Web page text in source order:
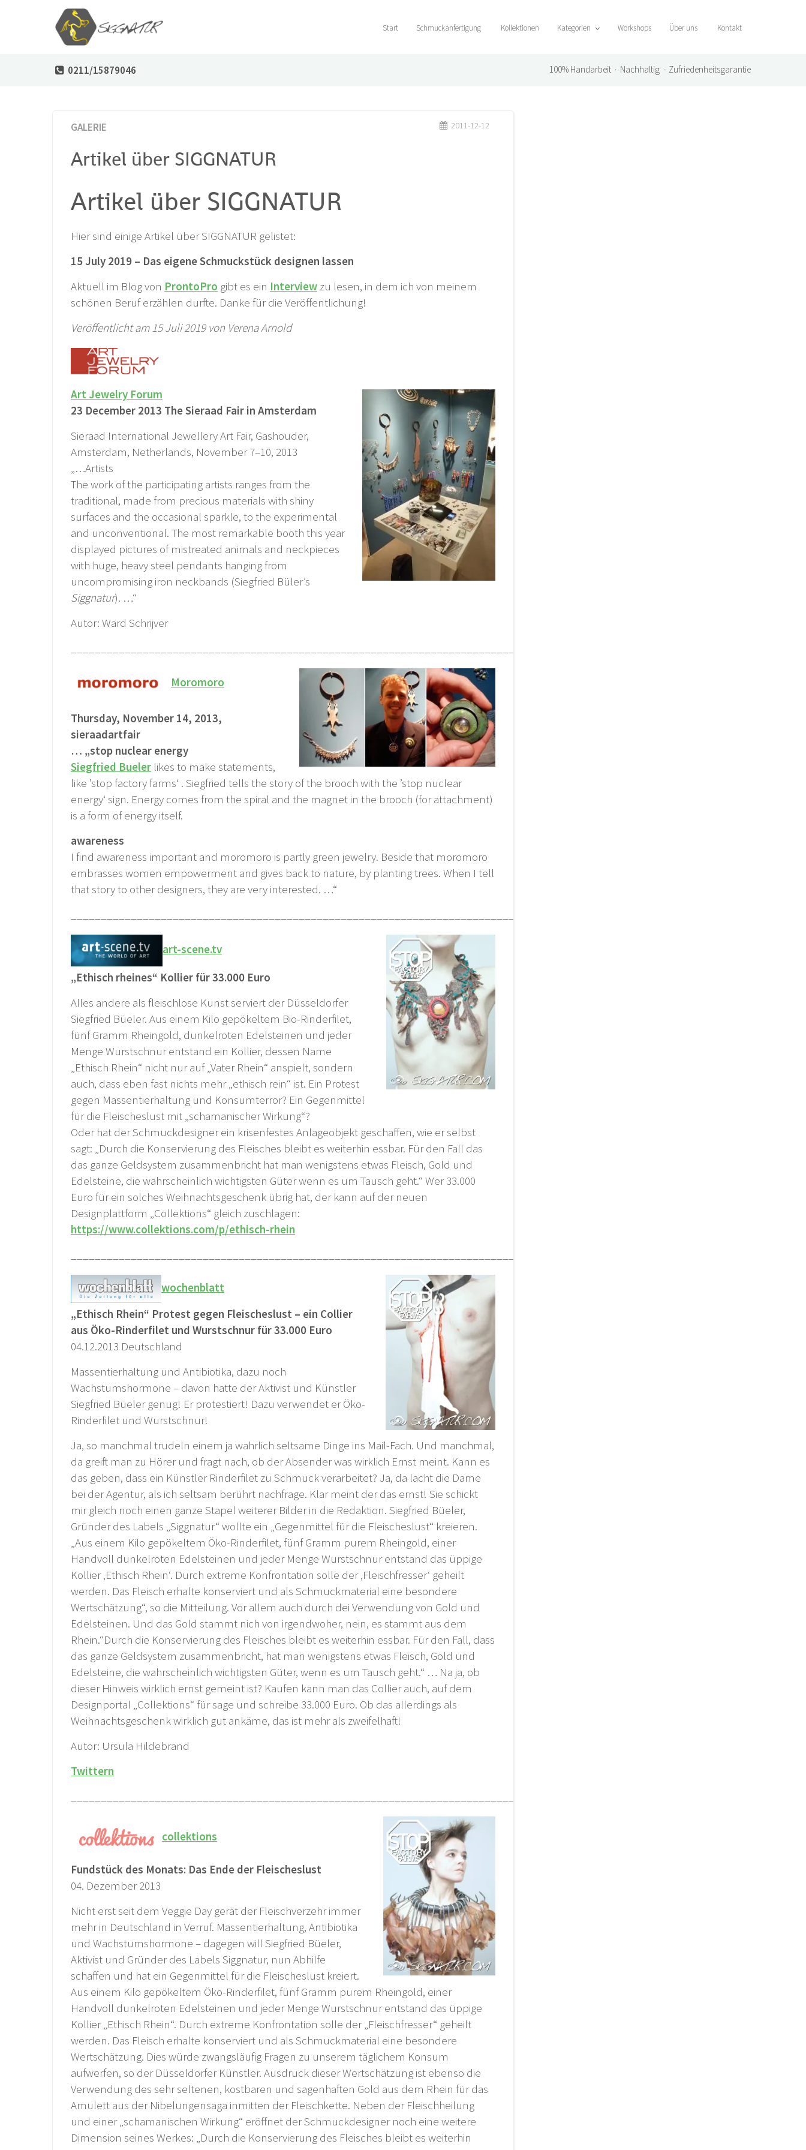
Start Schmuckanfertigung Kollektionen Kategorien Workshops Über uns Kontakt
0211/15879046 100% Handarbeit · Nachhaltig · Zufriedenheitsgarantie
GALERIE 2011-12-12
Artikel über SIGGNATUR
Artikel über SIGGNATUR
Hier sind einige Artikel über SIGGNATUR gelistet:
15 July 2019 – Das eigene Schmuckstück designen lassen
Aktuell im Blog von ProntoPro gibt es ein Interview zu lesen, in dem ich von meinem
schönen Beruf erzählen durfte. Danke für die Veröffentlichung!
Veröffentlicht am 15 Juli 2019 von Verena Arnold
Art Jewelry Forum
23 December 2013 The Sieraad Fair in Amsterdam
Sieraad International Jewellery Art Fair, Gashouder,
Amsterdam, Netherlands, November 7–10, 2013
„…Artists
The work of the participating artists ranges from the
traditional, made from precious materials with shiny
surfaces and the occasional sparkle, to the experimental
and unconventional. The most remarkable booth this year
displayed pictures of mistreated animals and neckpieces
with huge, heavy steel pendants hanging from
uncompromising iron neckbands (Siegfried Büler’s
Siggnatur). …“
Autor: Ward Schrijver
Moromoro
Thursday, November 14, 2013,
sieraadartfair
… „stop nuclear energy
Siegfried Bueler likes to make statements,
like ’stop factory farms‘ . Siegfried tells the story of the brooch with the ’stop nuclear
energy‘ sign. Energy comes from the spiral and the magnet in the brooch (for attachment)
is a form of energy itself.
awareness
I find awareness important and moromoro is partly green jewelry. Beside that moromoro
embrasses women empowerment and gives back to nature, by planting trees. When I tell
that story to other designers, they are very interested. …“
art-scene.tv
„Ethisch rheines“ Kollier für 33.000 Euro
Alles andere als fleischlose Kunst serviert der Düsseldorfer
Siegfried Büeler. Aus einem Kilo gepökeltem Bio-Rinderfilet,
fünf Gramm Rheingold, dunkelroten Edelsteinen und jeder
Menge Wurstschnur entstand ein Kollier, dessen Name
„Ethisch Rhein“ nicht nur auf „Vater Rhein“ anspielt, sondern
auch, dass eben fast nichts mehr „ethisch rein“ ist. Ein Protest
gegen Massentierhaltung und Konsumterror? Ein Gegenmittel
für die Fleischeslust mit „schamanischer Wirkung“?
Oder hat der Schmuckdesigner ein krisenfestes Anlageobjekt geschaffen, wie er selbst
sagt: „Durch die Konservierung des Fleisches bleibt es weiterhin essbar. Für den Fall das
das ganze Geldsystem zusammenbricht hat man wenigstens etwas Fleisch, Gold und
Edelsteine, die wahrscheinlich wichtigsten Güter wenn es um Tausch geht.“ Wer 33.000
Euro für ein solches Weihnachtsgeschenk übrig hat, der kann auf der neuen
Designplattform „Collektions“ gleich zuschlagen:
https://www.collektions.com/p/ethisch-rhein
wochenblatt
„Ethisch Rhein“ Protest gegen Fleischeslust – ein Collier
aus Öko-Rinderfilet und Wurstschnur für 33.000 Euro
04.12.2013 Deutschland
Massentierhaltung und Antibiotika, dazu noch
Wachstumshormone – davon hatte der Aktivist und Künstler
Siegfried Büeler genug! Er protestiert! Dazu verwendet er Öko-
Rinderfilet und Wurstschnur!
Ja, so manchmal trudeln einem ja wahrlich seltsame Dinge ins Mail-Fach. Und manchmal,
da greift man zu Hörer und fragt nach, ob der Absender was wirklich Ernst meint. Kann es
das geben, dass ein Künstler Rinderfilet zu Schmuck verarbeitet? Ja, da lacht die Dame
bei der Agentur, als ich seltsam berührt nachfrage. Klar meint der das ernst! Sie schickt
mir gleich noch einen ganze Stapel weiterer Bilder in die Redaktion. Siegfried Büeler,
Gründer des Labels „Siggnatur“ wollte ein „Gegenmittel für die Fleischeslust“ kreieren.
„Aus einem Kilo gepökeltem Öko-Rinderfilet, fünf Gramm purem Rheingold, einer
Handvoll dunkelroten Edelsteinen und jeder Menge Wurstschnur entstand das üppige
Kollier ‚Ethisch Rhein‘. Durch extreme Konfrontation solle der ‚Fleischfresser‘ geheilt
werden. Das Fleisch erhalte konserviert und als Schmuckmaterial eine besondere
Wertschätzung“, so die Mitteilung. Vor allem auch durch dei Verwendung von Gold und
Edelsteinen. Und das Gold stammt nich von irgendwoher, nein, es stammt aus dem
Rhein.“Durch die Konservierung des Fleisches bleibt es weiterhin essbar. Für den Fall, dass
das ganze Geldsystem zusammenbricht, hat man wenigstens etwas Fleisch, Gold und
Edelsteine, die wahrscheinlich wichtigsten Güter, wenn es um Tausch geht.“ … Na ja, ob
dieser Hinweis wirklich ernst gemeint ist? Kaufen kann man das Collier auch, auf dem
Designportal „Collektions“ für sage und schreibe 33.000 Euro. Ob das allerdings als
Weihnachtsgeschenk wirklich gut ankäme, das ist mehr als zweifelhaft!
Autor: Ursula Hildebrand
Twittern
collektions
Fundstück des Monats: Das Ende der Fleischeslust
04. Dezember 2013
Nicht erst seit dem Veggie Day gerät der Fleischverzehr immer
mehr in Deutschland in Verruf. Massentierhaltung, Antibiotika
und Wachstumshormone – dagegen will Siegfried Büeler,
Aktivist und Gründer des Labels Siggnatur, nun Abhilfe
schaffen und hat ein Gegenmittel für die Fleischeslust kreiert.
Aus einem Kilo gepökeltem Öko-Rinderfilet, fünf Gramm purem Rheingold, einer
Handvoll dunkelroten Edelsteinen und jeder Menge Wurstschnur entstand das üppige
Kollier „Ethisch Rhein“. Durch extreme Konfrontation solle der „Fleischfresser“ geheilt
werden. Das Fleisch erhalte konserviert und als Schmuckmaterial eine besondere
Wertschätzung. Dies würde zwangsläufig Fragen zu unserem täglichem Konsum
aufwerfen, so der Düsseldorfer Künstler. Ausdruck dieser Wertschätzung ist ebenso die
Verwendung des sehr seltenen, kostbaren und sagenhaften Gold aus dem Rhein für das
Amulett aus der Nibelungensaga inmitten der Fleischkette. Neben der Fleischheilung
und einer „schamanischen Wirkung“ eröffnet der Schmuckdesigner noch eine weitere
Dimension seines Werkes: „Durch die Konservierung des Fleisches bleibt es weiterhin